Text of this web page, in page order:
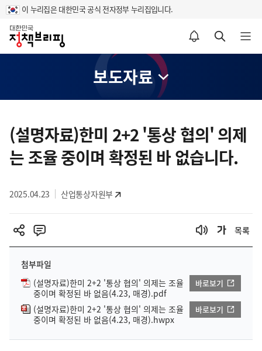
이 누리집은 대한민국 공식 전자정부 누리집입니다.
홈
알림설정 바로가기 검색 바로가기 메뉴 열기
보도자료
텐
츠
영
(설명자료)한미 2+2 '통상 협의' 의제
는 조율 중이며 확정된 바 없습니다.
2025.04.23 산업통상자원부
목록
첨부파일
(설명자료)한미 2+2 '통상 협의' 의제는 조율
중이며 확정된 바 없음(4.23, 매경).pdf
바로보기
(설명자료)한미 2+2 '통상 협의' 의제는 조율
중이며 확정된 바 없음(4.23, 매경).hwpx
바로보기